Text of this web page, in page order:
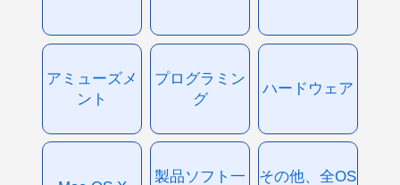
アミューズメ
ント
プログラミン
グ
ハードウェア
製品ソフト一
その他、全OS